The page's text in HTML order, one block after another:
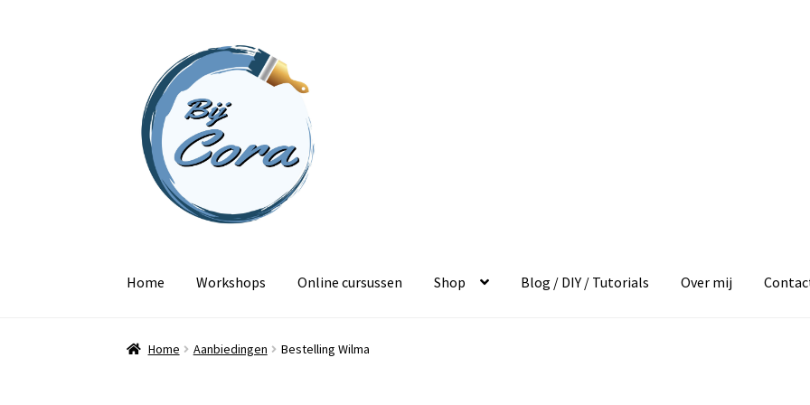
naar
navigatie
inhoud
Home Workshops Online cursussen Shop Blog / DIY / Tutorials Over mij
Home Aanbiedingen Bestelling Wilma